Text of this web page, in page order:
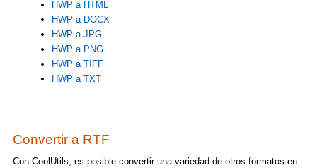
HWP a HTML
HWP a DOCX
HWP a JPG
HWP a PNG
HWP a TIFF
HWP a TXT
Convertir a RTF
Con CoolUtils, es posible convertir una variedad de otros formatos en